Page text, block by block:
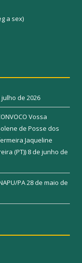
a sex)
julho de 2026
Vossa
de Posse dos
Jaqueline
(PT)) 8 de junho de
PA28 de maio de